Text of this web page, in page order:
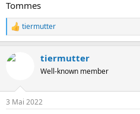
Tommes
R
e
k
e
tiermutter
tiermutter
Well-known member
3 Mai 2022